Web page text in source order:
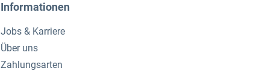
Informationen
Jobs & Karriere
Über uns
Zahlungsarten